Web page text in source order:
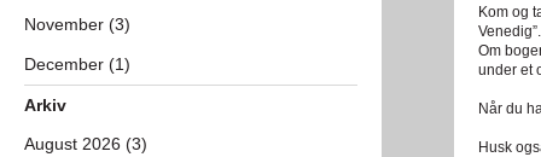
Kom og
Venedig”.
Om
under et
Når du
Husk
November (3)
December (1)
Arkiv
August 2026 (3)